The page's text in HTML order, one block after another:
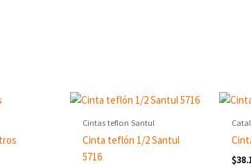
Cintas teflon Santul
Cinta teflón 1/2 Santul
5716
$